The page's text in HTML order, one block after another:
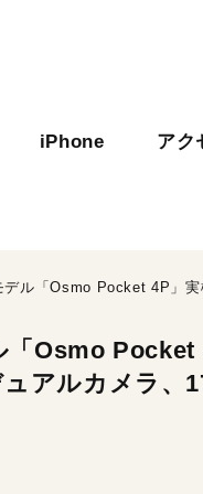
iPhone アク
Osmo Pocket
ュアルカメラ